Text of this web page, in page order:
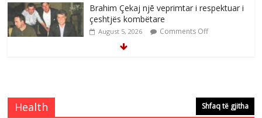
Brahim Çekaj njē veprimtar i respektuar i
çeshtjës kombëtare
August 5, 2026 Comments Off
e invalidëve në Fushë Kosovë
Comments Off
Health Shfaq të gjitha